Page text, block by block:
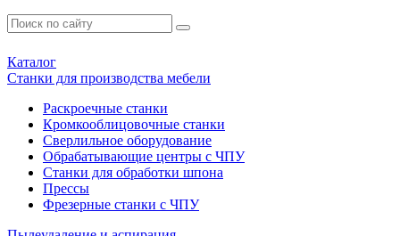
Каталог
Станки для производства мебели
Раскроечные станки
Кромкооблицовочные станки
Сверлильное оборудование
Обрабатывающие центры с ЧПУ
Станки для обработки шпона
Прессы
Фрезерные станки с ЧПУ